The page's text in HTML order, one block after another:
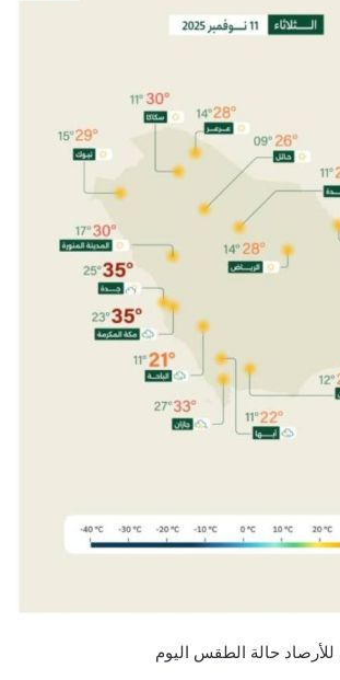
حالة الطقس اليوم